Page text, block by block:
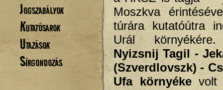
Jogszabályok
Kutatósarok
Utazások
Sírgondozás
Moszkva
túrára kutatóútra
Urál
Nyizsnij Tagil -
(Szverdlovszk) -
Ufa környékevolt